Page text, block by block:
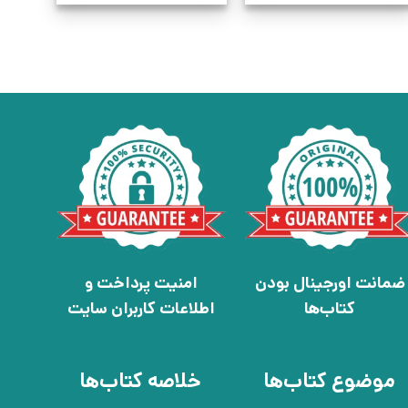
ضمانت اورجینال بودن
کتاب‌ها
امنیت پرداخت و
اطلاعات کاربران سایت
موضوع کتاب‌ها خلاصه کتاب‌ها